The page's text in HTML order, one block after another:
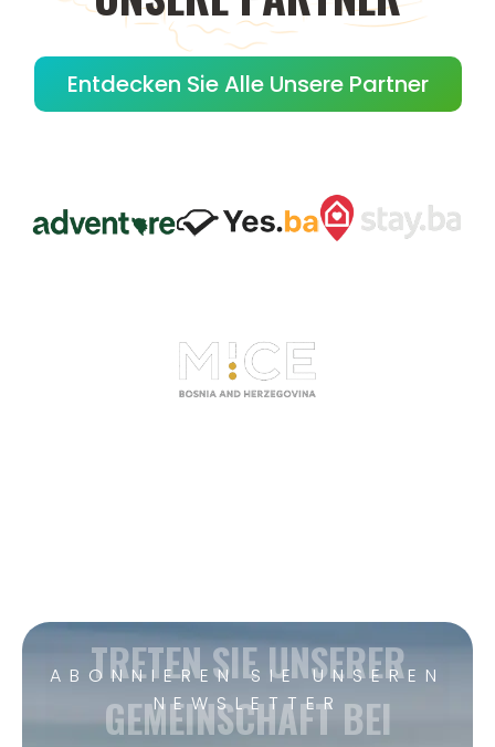
Entdecken Sie Alle Unsere Partner
ABONNIEREN SIE UNSEREN
NEWSLETTER
TRETEN SIE UNSERER
GEMEINSCHAFT BEI